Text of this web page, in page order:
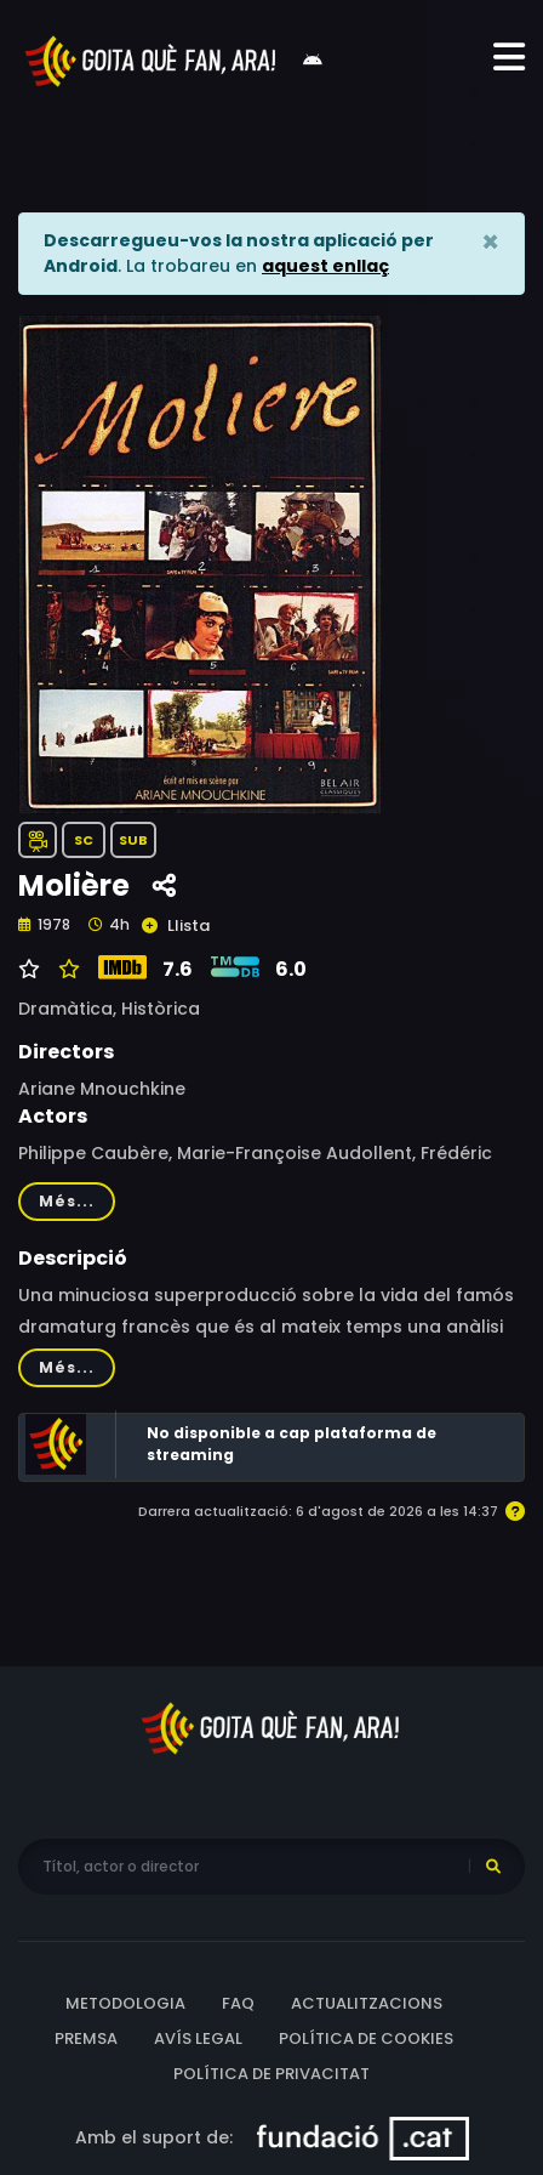
Descarregueu-vos la nostra aplicació per
Android. La trobareu en aquest enllaç
×
SC SUB
Molière
1978 4h Llista
7.6 6.0
Dramàtica, Històrica
Directors
Ariane Mnouchkine
Actors
Philippe Caubère, Marie-Françoise Audollent, Frédéric
Ladonne, Jean Dasté, Roger Planchon, Daniel Mesguich,
Albert Delpy, Odile Cointepas, Joséphine Derenne,
Brigitte Catillon, Julien Maurel, Philippe Cointepas,
Jean-Claude Penchenat, Thomas Félix-Françoise,
Maurice Chevit, Sania Ballerini, Arnault Thébault, Sigoléne
Bonnaud, Mario Gonzales, Guy-Claude François, Jean
Brard, Patrick Floersheim, Jonathan Sutton
Més...
Descripció
Una minuciosa superproducció sobre la vida del famós
dramaturg francès que és al mateix temps una anàlisi
social de la França del segle XVII que va des dels
ambients populars, les festes i els carnestoltes fins a les
artificioses i fastuoses festes barroques de Versalles.
Més...
No disponible a cap plataforma de
streaming
Darrera actualització: 6 d'agost de 2026 a les 14:37
METODOLOGIA FAQ
ACTUALITZACIONS
PREMSA
AVÍS LEGAL
POLÍTICA DE COOKIES
POLÍTICA DE PRIVACITAT
Amb el suport de: